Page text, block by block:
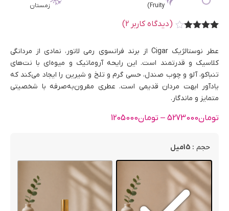
Fruity)
زمستان
امتیاز
مشتری
(دیدگاه کاربر2
)
عطر نوستالژیک Cigar از برند فرانسوی رمی لاتور، نمادی از مردانگی
کلاسیک و قدرتمند است. این رایحه آروماتیک و میوه‌ای با نت‌های
تنباکو، آلو و چوب صندل، حسی گرم و تلخ و شیرین را ایجاد می‌کند که
یادآور ابهت مردان قدیمی است. عطری مقرون‌به‌صرفه با شخصیتی
متمایز و ماندگار.
تومان5273000
– تومان1205000
حجم : 15میل